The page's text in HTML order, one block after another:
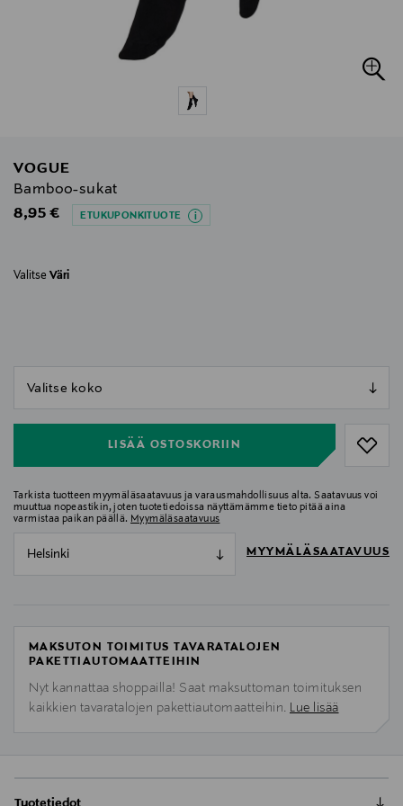
VOGUE
Bamboo-sukat
Original Price
8,95 € ETUKUPONKITUOTE
Valitse Väri
LISÄÄ OSTOSKORIIN
Tarkista tuotteen myymäläsaatavuus ja varausmahdollisuus alta. Saatavuus voi
muuttua nopeastikin, joten tuotetiedoissa näyttämämme tieto pitää aina
varmistaa paikan päällä. Myymäläsaatavuus
Helsinki MYYMÄLÄSAATAVUUS
MAKSUTON TOIMITUS TAVARATALOJEN
PAKETTIAUTOMAATTEIHIN
Nyt kannattaa shoppailla! Saat maksuttoman toimituksen
kaikkien tavaratalojen pakettiautomaatteihin. Lue lisää